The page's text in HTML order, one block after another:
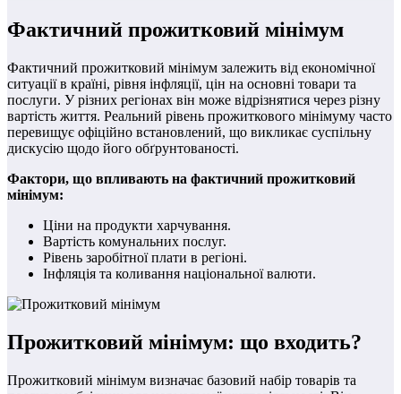
Фактичний прожитковий мінімум
Фактичний прожитковий мінімум залежить від економічної
ситуації в країні, рівня інфляції, цін на основні товари та
послуги. У різних регіонах він може відрізнятися через різну
вартість життя. Реальний рівень прожиткового мінімуму часто
перевищує офіційно встановлений, що викликає суспільну
дискусію щодо його обґрунтованості.
Фактори, що впливають на фактичний прожитковий
мінімум:
Ціни на продукти харчування.
Вартість комунальних послуг.
Рівень заробітної плати в регіоні.
Інфляція та коливання національної валюти.
Прожитковий мінімум: що входить?
Прожитковий мінімум визначає базовий набір товарів та